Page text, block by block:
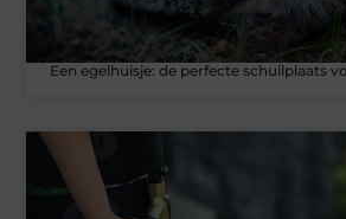
Een egelhuisje: de perfecte schuilplaats